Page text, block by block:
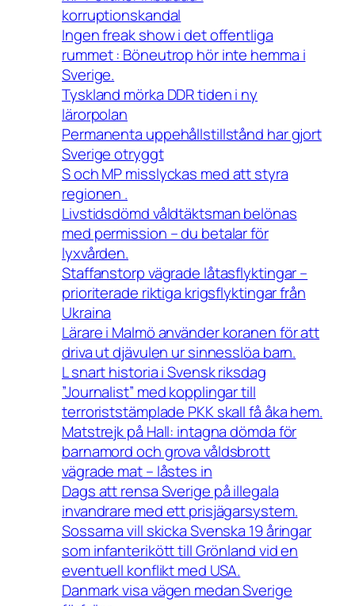
korruptionskandal
Ingen freak show i det offentliga
rummet : Böneutrop hör inte hemma i
Sverige.
Tyskland mörka DDR tiden i ny
lärorpolan
Permanenta uppehållstillstånd har gjort
Sverige otryggt
S och MP misslyckas med att styra
regionen .
Livstidsdömd våldtäktsman belönas
med permission – du betalar för
lyxvården.
Staffanstorp vägrade låtasflyktingar –
prioriterade riktiga krigsflyktingar från
Ukraina
Lärare i Malmö använder koranen för att
driva ut djävulen ur sinnesslöa barn.
L snart historia i Svensk riksdag
”Journalist” med kopplingar till
terroriststämplade PKK skall få åka hem.
Matstrejk på Hall: intagna dömda för
barnamord och grova våldsbrott
vägrade mat – låstes in
Dags att rensa Sverige på illegala
invandrare med ett prisjägarsystem.
Sossarna vill skicka Svenska 19 åringar
som infanterikött till Grönland vid en
eventuell konflikt med USA.
Danmark visa vägen medan Sverige